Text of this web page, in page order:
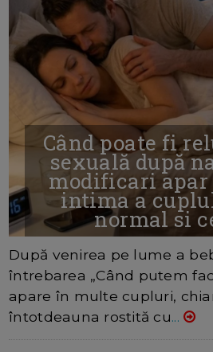
Când poate fi
sexuală după
modificari
intima a
normal si
AUTOR: REDACTORDC
După venirea pe lume a
întrebarea „Când putem
apare în multe cupluri,
întotdeauna rostită cu...